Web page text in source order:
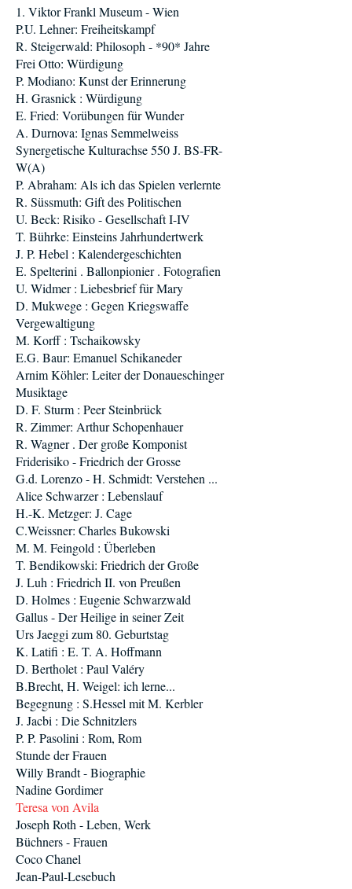
1. Viktor Frankl Museum - Wien
P.U. Lehner: Freiheitskampf
R. Steigerwald: Philosoph - *90* Jahre
Frei Otto: Würdigung
P. Modiano: Kunst der Erinnerung
H. Grasnick : Würdigung
E. Fried: Vorübungen für Wunder
A. Durnova: Ignas Semmelweiss
Synergetische Kulturachse 550 J. BS-FR-
W(A)
P. Abraham: Als ich das Spielen verlernte
R. Süssmuth: Gift des Politischen
U. Beck: Risiko - Gesellschaft I-IV
T. Bührke: Einsteins Jahrhundertwerk
J. P. Hebel : Kalendergeschichten
E. Spelterini . Ballonpionier . Fotografien
U. Widmer : Liebesbrief für Mary
D. Mukwege : Gegen Kriegswaffe
Vergewaltigung
M. Korff : Tschaikowsky
E.G. Baur: Emanuel Schikaneder
Arnim Köhler: Leiter der Donaueschinger
Musiktage
D. F. Sturm : Peer Steinbrück
R. Zimmer: Arthur Schopenhauer
R. Wagner . Der große Komponist
Friderisiko - Friedrich der Grosse
G.d. Lorenzo - H. Schmidt: Verstehen ...
Alice Schwarzer : Lebenslauf
H.-K. Metzger: J. Cage
C.Weissner: Charles Bukowski
M. M. Feingold : Überleben
T. Bendikowski: Friedrich der Große
J. Luh : Friedrich II. von Preußen
D. Holmes : Eugenie Schwarzwald
Gallus - Der Heilige in seiner Zeit
Urs Jaeggi zum 80. Geburtstag
K. Latifi : E. T. A. Hoffmann
D. Bertholet : Paul Valéry
B.Brecht, H. Weigel: ich lerne...
Begegnung : S.Hessel mit M. Kerbler
J. Jacbi : Die Schnitzlers
P. P. Pasolini : Rom, Rom
Stunde der Frauen
Willy Brandt - Biographie
Nadine Gordimer
Teresa von Avila
Joseph Roth - Leben, Werk
Büchners - Frauen
Coco Chanel
Jean-Paul-Lesebuch